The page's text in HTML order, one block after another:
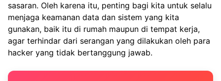
sasaran. Oleh karena itu, penting bagi kita untuk selalu
menjaga keamanan data dan sistem yang kita
gunakan, baik itu di rumah maupun di tempat kerja,
agar terhindar dari serangan yang dilakukan oleh para
hacker yang tidak bertanggung jawab.